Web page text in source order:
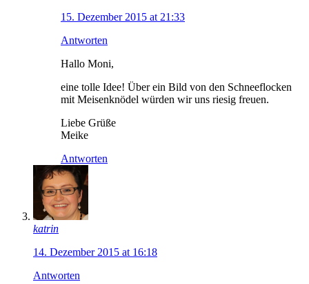
15. Dezember 2015 at 21:33
Antworten
Hallo Moni,
eine tolle Idee! Über ein Bild von den Schneeflocken
mit Meisenknödel würden wir uns riesig freuen.
Liebe Grüße
Meike
Antworten
katrin
14. Dezember 2015 at 16:18
Antworten